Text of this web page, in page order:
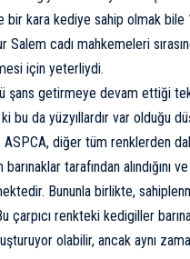
bir kara kediye sahip olmak bile
Salem cadı mahkemeleri
için yeterliydi.
şans getirmeye devam ettiği
bu da yüzyıllardır var olduğu
ASPCA, diğer tüm renklerden
tarafından alındığını
Bununla birlikte,
çarpıcı renkteki kedigiller
olabilir, ancak aynı